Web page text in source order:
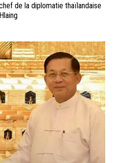
de la diplomatie thaïlandaise